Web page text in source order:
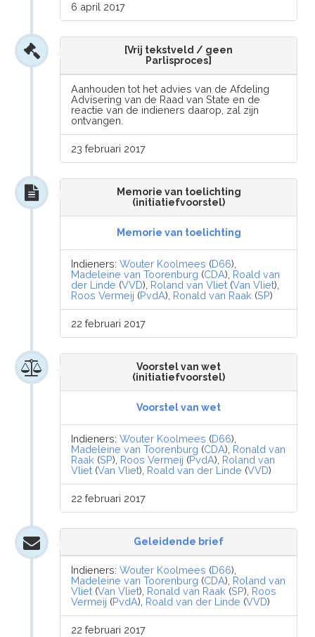
6 april 2017
[Vrij tekstveld / geen
Parlisproces]
Aanhouden tot het advies van de Afdeling
Advisering van de Raad van State en de
reactie van de indieners daarop, zal zijn
ontvangen.
23 februari 2017
Memorie van toelichting
(initiatiefvoorstel)
Memorie van toelichting
Indieners:Wouter Koolmees (D66),
Madeleine van Toorenburg (CDA), Roald van
der Linde (VVD), Roland van Vliet (Van Vliet),
Roos Vermeij (PvdA), Ronald van Raak (SP)
22 februari 2017
Voorstel van wet
(initiatiefvoorstel)
Voorstel van wet
Indieners:Wouter Koolmees (D66),
Madeleine van Toorenburg (CDA), Ronald van
Raak (SP), Roos Vermeij (PvdA), Roland van
Vliet (Van Vliet), Roald van der Linde (VVD)
22 februari 2017
Geleidende brief
Indieners:Wouter Koolmees (D66),
Madeleine van Toorenburg (CDA), Roland van
Vliet (Van Vliet), Ronald van Raak (SP), Roos
Vermeij (PvdA), Roald van der Linde (VVD)
22 februari 2017